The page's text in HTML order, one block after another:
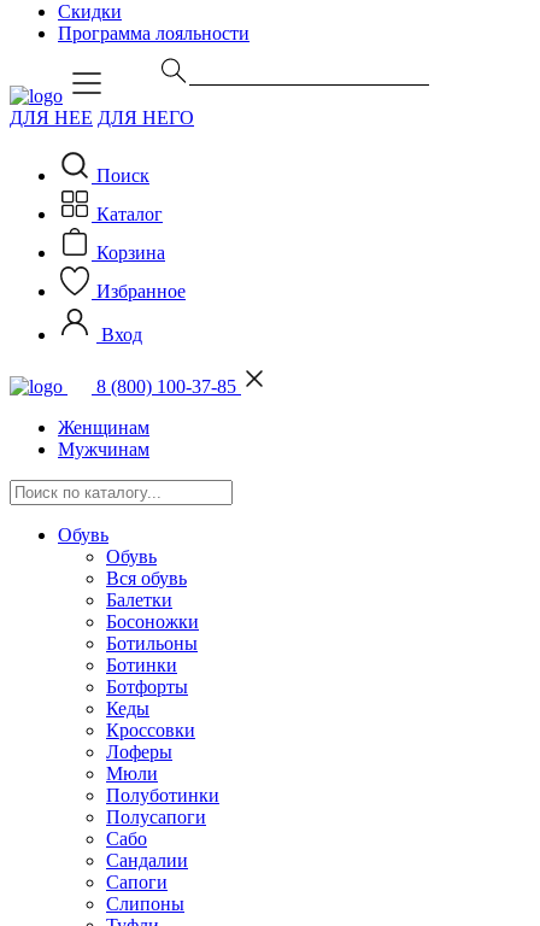
Скидки
Программа лояльности
ДЛЯ НЕЕ ДЛЯ НЕГО
Поиск
Каталог
Корзина
Избранное
Вход
8 (800) 100-37-85
Женщинам
Мужчинам
Обувь
Обувь
Вся обувь
Балетки
Босоножки
Ботильоны
Ботинки
Ботфорты
Кеды
Кроссовки
Лоферы
Мюли
Полуботинки
Полусапоги
Сабо
Сандалии
Сапоги
Слипоны